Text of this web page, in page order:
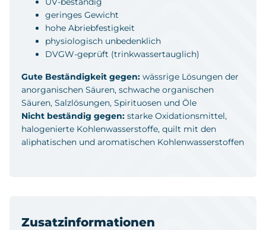
geringes Gewicht
hohe Abriebfestigkeit
physiologisch unbedenklich
DVGW-geprüft (trinkwassertauglich)
Gute Beständigkeit gegen: wässrige Lösungen der
anorganischen Säuren, schwache organischen
Säuren, Salzlösungen, Spirituosen und Öle
Nicht beständig gegen: starke Oxidationsmittel,
halogenierte Kohlenwasserstoffe, quilt mit den
aliphatischen und aromatischen Kohlenwasserstoffen
Zusatzinformationen